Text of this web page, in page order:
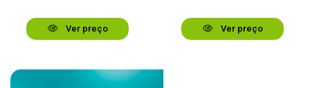
Ver preço Ver preço